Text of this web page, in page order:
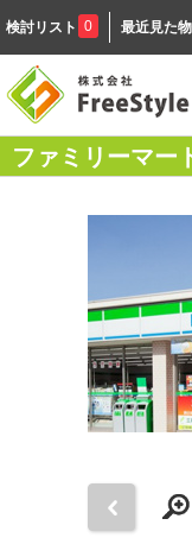
検討リスト 0 最近見た
ファミリーマー